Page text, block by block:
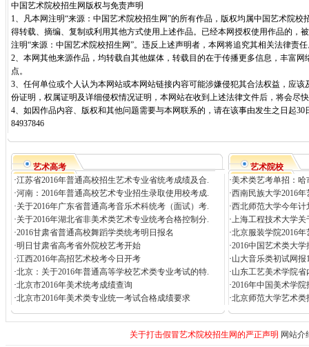
中国艺术院校招生网版权与免责声明
1、凡本网注明“来源：中国艺术院校招生网”的所有作品，版权均属中国艺术院校
得转载、摘编、复制或利用其他方式使用上述作品。已经本网授权使用作品的，
注明“来源：中国艺术院校招生网”。违反上述声明者，本网将追究其相关法律责
2、本网其他来源作品，均转载自其他媒体，转载目的在于传播更多信息，丰富
点。
3、任何单位或个人认为本网站或本网站链接内容可能涉嫌侵犯其合法权益，应
份证明，权属证明及详细侵权情况证明，本网站在收到上述法律文件后，将会尽
4、如因作品内容、版权和其他问题需要与本网联系的，请在该事由发生之日起30
84937846
艺术高考
·江苏省2016年普通高校招生艺术专业省统考成绩及合.
·河南：2016年普通高校艺术专业招生录取使用校考成.
·关于2016年广东省普通高考音乐术科统考（面试）考.
·关于2016年湖北省非美术类艺术专业统考合格控制分.
·2016甘肃省普通高校舞蹈学类统考明日报名
·明日甘肃省高考省外院校艺考开始
·江西2016年高招艺术校考今日开考
·北京：关于2016年普通高等学校艺术类专业考试的特.
·北京市2016年美术统考成绩查询
·北京市2016年美术类专业统一考试合格成绩要求
艺术院校
·美术类艺考单招：哈
·西南民族大学2016
·西北师范大学今年计
·上海工程技术大学关
·北京服装学院2016
·2016中国艺术类大
·山大音乐类初试网报
·山东工艺美术学院省
·2016年中国美术学院
·北京师范大学艺术类
关于打击假冒艺术院校招生网的严正声明 网站介